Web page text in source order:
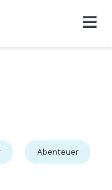
Abenteuer